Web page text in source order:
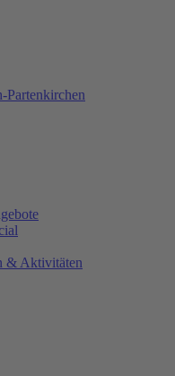
Partenkirchen
& Aktivitäten